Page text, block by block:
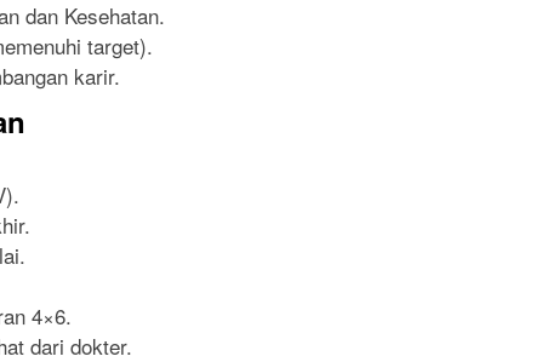
dan Kesehatan.
target).
karir.
4×6.
dari dokter.